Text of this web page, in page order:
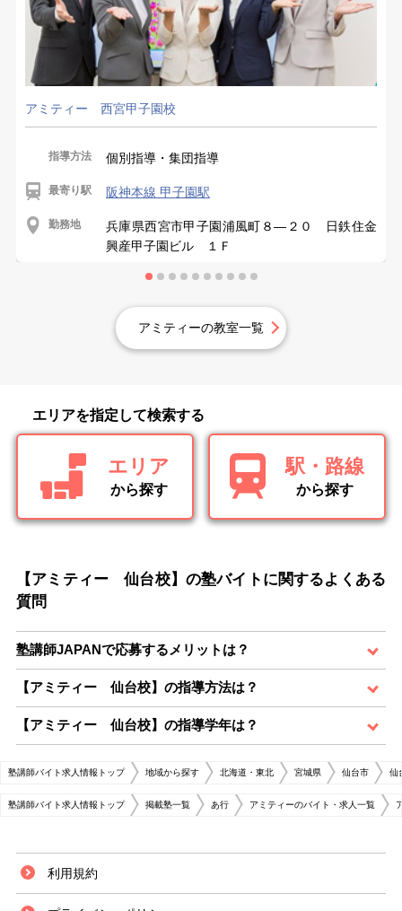
アミティー 西宮甲子園校
指導方法 個別指導・集団指導
最寄り駅 阪神本線 甲子園駅
勤務地
兵庫県西宮市甲子園浦風町８―２０ 日鉄住金
興産甲子園ビル １Ｆ
アミティーの教室一覧
エリアを指定して検索する
エリア
から探す
駅・路線
から探す
【アミティー 仙台校】の塾バイトに関するよくある
質問
塾講師JAPANで応募するメリットは？
【アミティー 仙台校】の指導方法は？
【アミティー 仙台校】の指導学年は？
塾講師バイト求人情報トップ 地域から探す 北海道・東北 宮城県 仙台市 仙
塾講師バイト求人情報トップ 掲載塾一覧 あ行 アミティーのバイト・求人一覧
利用規約